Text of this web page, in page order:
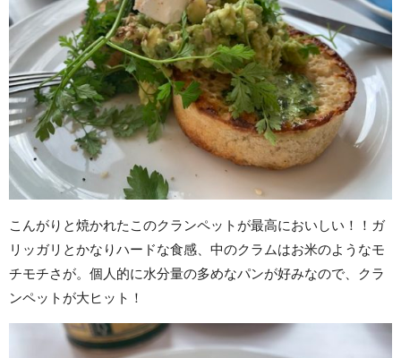
こんがりと焼かれたこのクランペットが最高においしい！！ガ
リッガリとかなりハードな食感、中のクラムはお米のようなモ
チモチさが。個人的に水分量の多めなパンが好みなので、クラ
ンペットが大ヒット！